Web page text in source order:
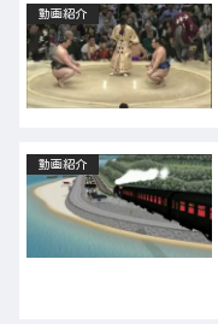
動画紹介
動画紹介